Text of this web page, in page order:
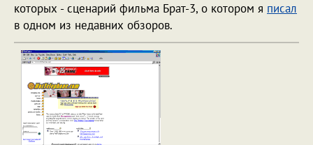
которых - сценарий фильма Брат-3, о котором я писал
в одном из недавних обзоров.